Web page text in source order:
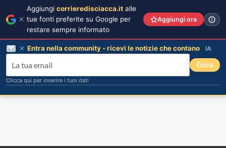
Aggiungi corrieredisciacca.it alle
tue fonti preferite su Google per
restare sempre informato
Aggiungi ora
Entra nella community - ricevi le notizie che contano IA
Entra
Clicca qui per inserire i tuoi dati